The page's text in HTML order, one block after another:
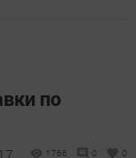
по
1766 0 0